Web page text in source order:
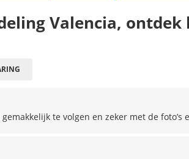
Valencia,
te volgen en zeker met de